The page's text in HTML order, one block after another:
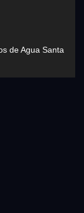
de Agua Santa